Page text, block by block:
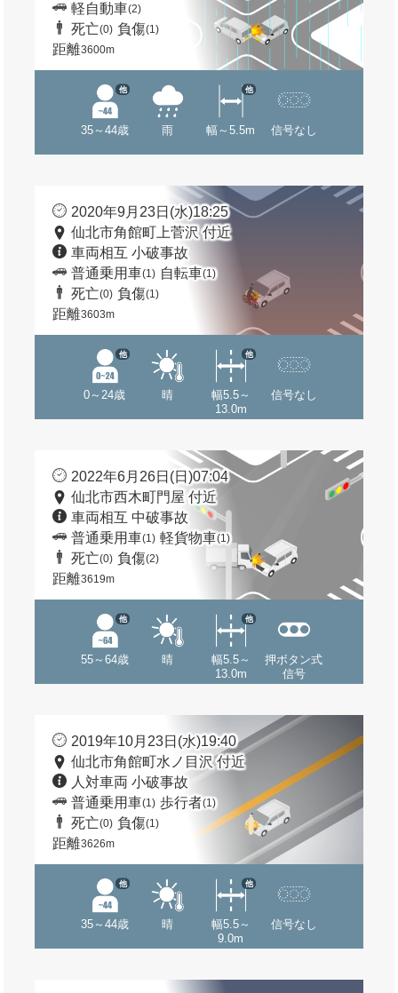
軽自動車(2)
死亡(0) 負傷(1)
距離3600m
35～44歳
他
雨 幅～5.5m
他
信号なし
2020年9月23日(水)18:25
仙北市角館町上菅沢 付近
車両相互 小破事故
普通乗用車(1) 自転車(1)
死亡(0) 負傷(1)
距離3603m
0～24歳
他
晴
幅5.5～
13.0m
他
信号なし
2022年6月26日(日)07:04
仙北市西木町門屋 付近
車両相互 中破事故
普通乗用車(1) 軽貨物車(1)
死亡(0) 負傷(2)
距離3619m
55～64歳
他
晴
幅5.5～
13.0m
他
押ボタン式
信号
2019年10月23日(水)19:40
仙北市角館町水ノ目沢 付近
人対車両 小破事故
普通乗用車(1) 歩行者(1)
死亡(0) 負傷(1)
距離3626m
35～44歳
他
晴
幅5.5～
9.0m
他
信号なし